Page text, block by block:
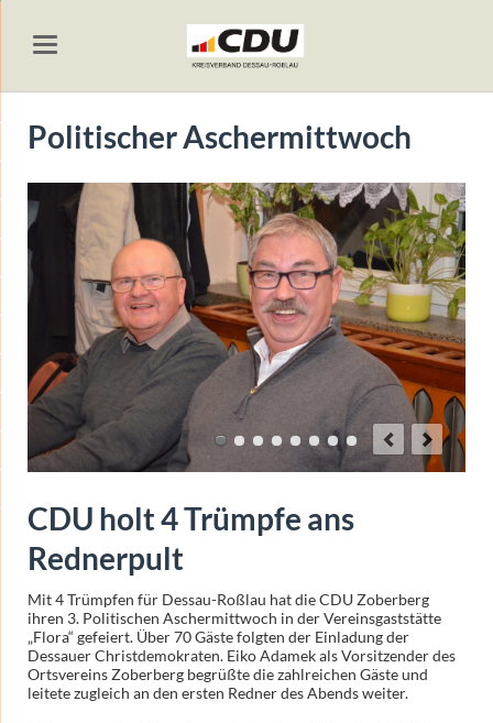
Politischer Aschermittwoch
CDU holt 4 Trümpfe ans
Rednerpult
Mit 4 Trümpfen für Dessau-Roßlau hat die CDU Zoberberg
ihren 3. Politischen Aschermittwoch in der Vereinsgaststätte
„Flora“ gefeiert. Über 70 Gäste folgten der Einladung der
Dessauer Christdemokraten. Eiko Adamek als Vorsitzender des
Ortsvereins Zoberberg begrüßte die zahlreichen Gäste und
leitete zugleich an den ersten Redner des Abends weiter.